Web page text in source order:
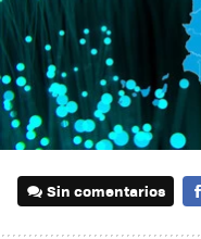
Sin comentarios